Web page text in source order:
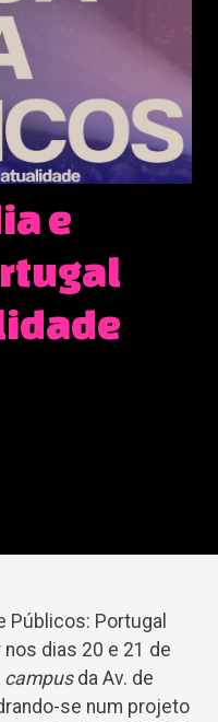
e
Públicos: Portugal
dias 20 e 21 de
campusda Av. de
se num projeto